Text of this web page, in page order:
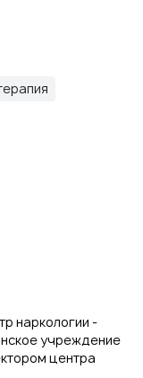
наркологии -
учреждение
центра